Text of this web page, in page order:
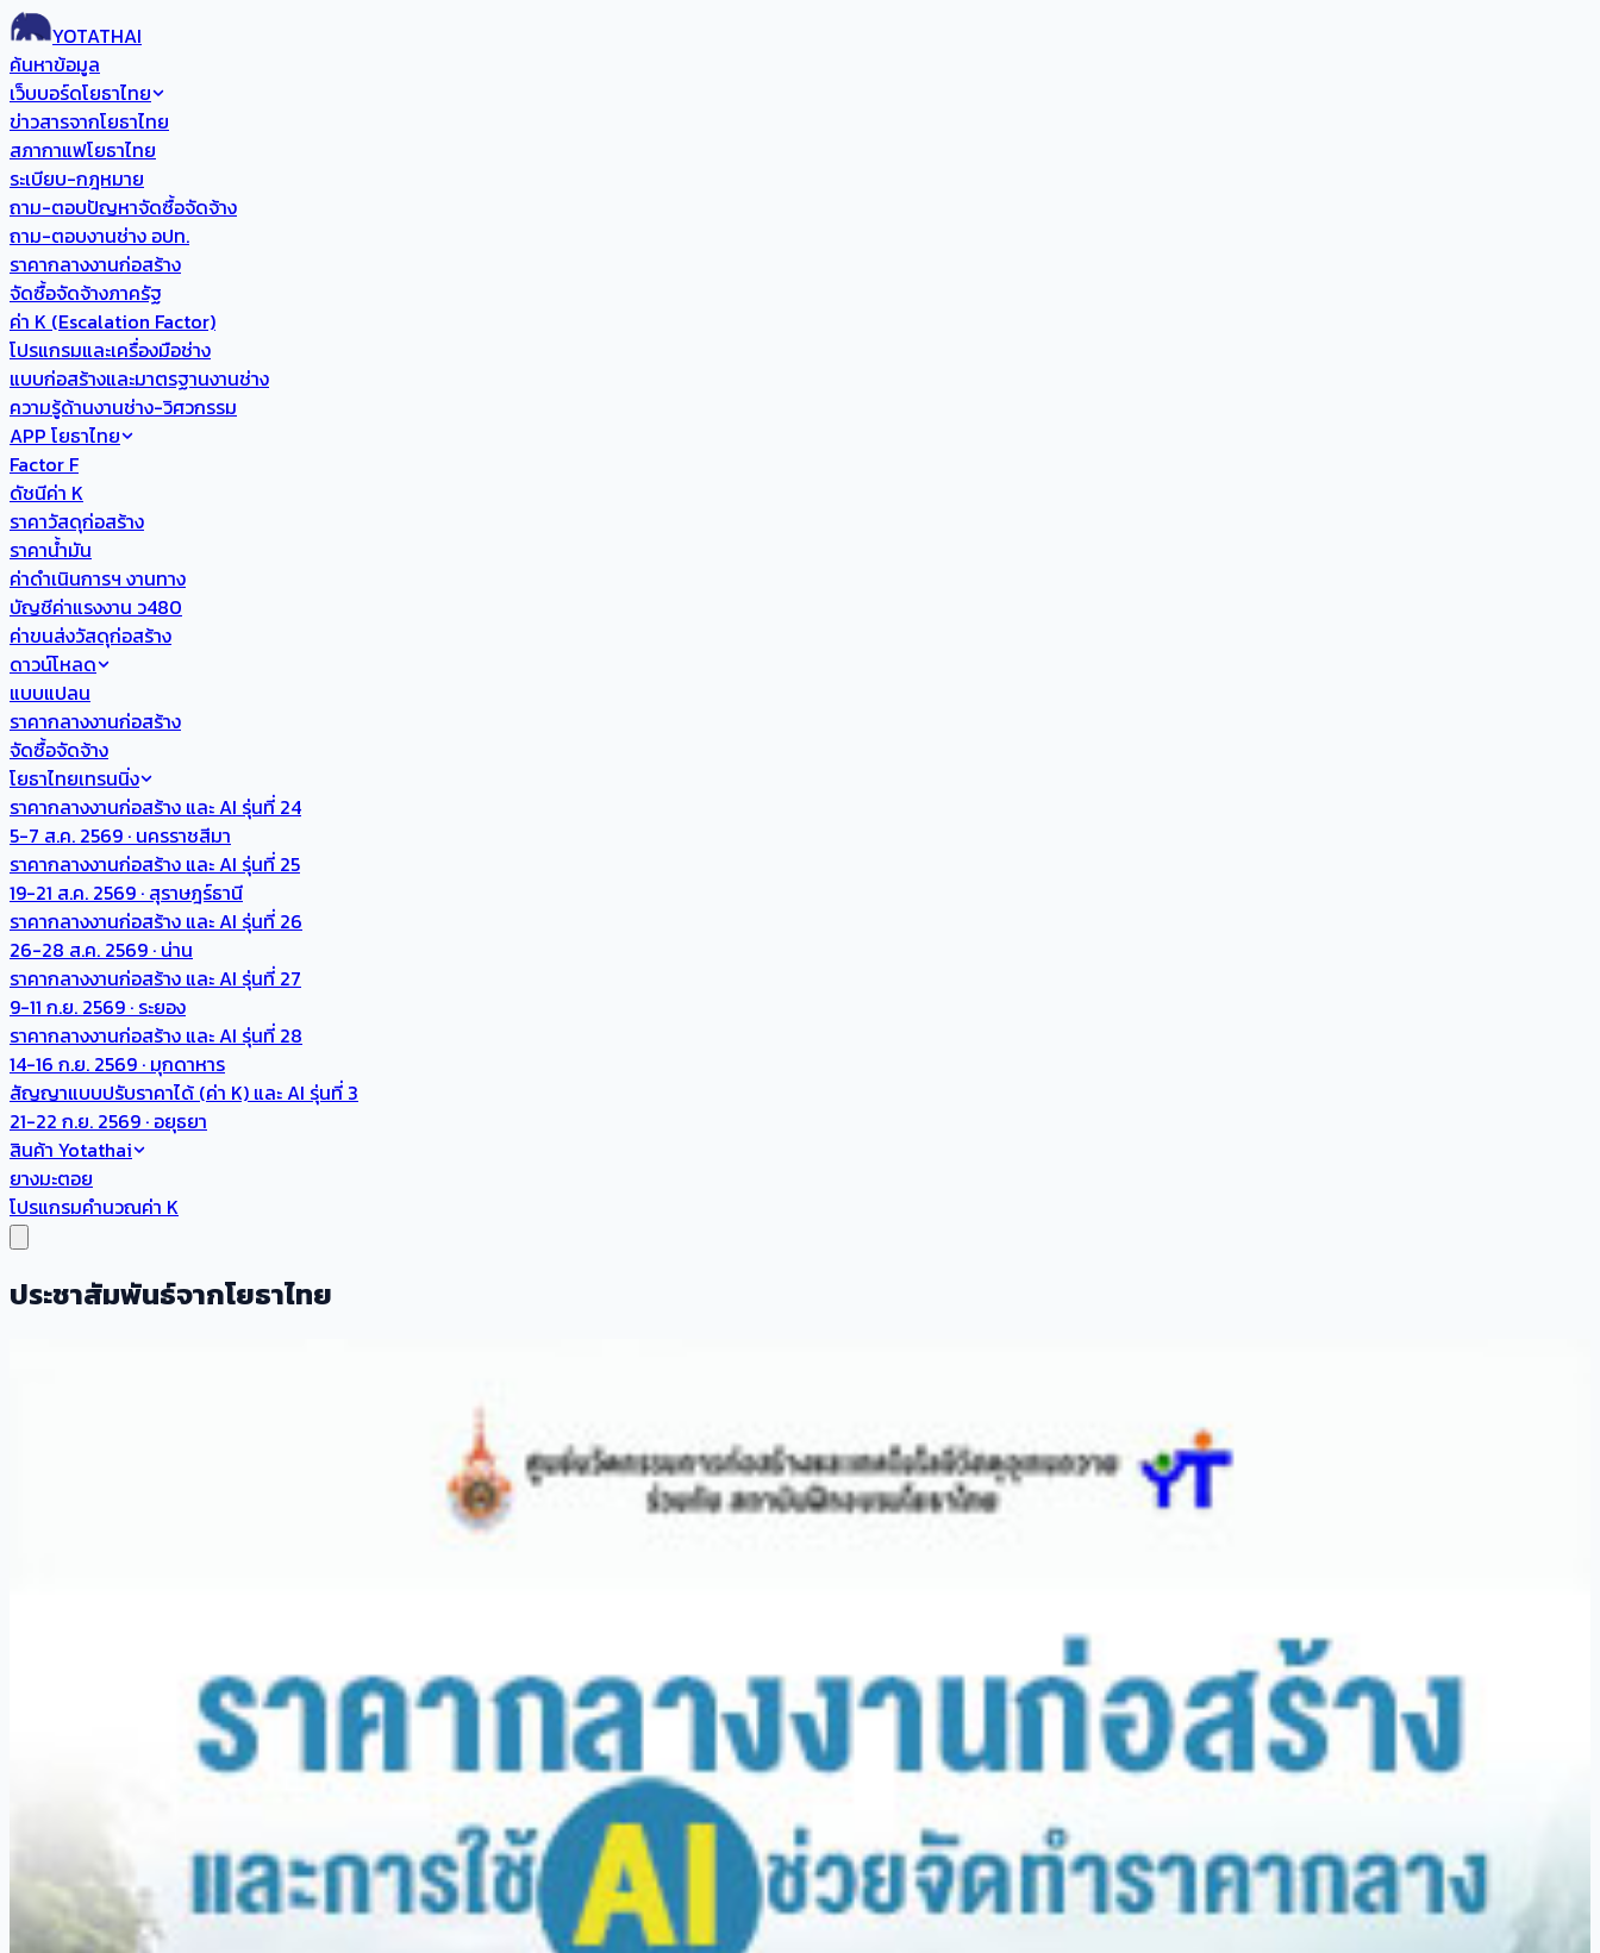
YOTATHAI
ค้นหาข้อมูล
เว็บบอร์ดโยธาไทย
ข่าวสารจากโยธาไทย
สภากาแฟโยธาไทย
ระเบียบ-กฎหมาย
ถาม-ตอบปัญหาจัดซื้อจัดจ้าง
ถาม-ตอบงานช่าง อปท.
ราคากลางงานก่อสร้าง
จัดซื้อจัดจ้างภาครัฐ
ค่า K (Escalation Factor)
โปรแกรมและเครื่องมือช่าง
แบบก่อสร้างและมาตรฐานงานช่าง
ความรู้ด้านงานช่าง-วิศวกรรม
APP โยธาไทย
Factor F
ดัชนีค่า K
ราคาวัสดุก่อสร้าง
ราคาน้ำมัน
ค่าดำเนินการฯ งานทาง
บัญชีค่าแรงงาน ว480
ค่าขนส่งวัสดุก่อสร้าง
ดาวน์โหลด
แบบแปลน
ราคากลางงานก่อสร้าง
จัดซื้อจัดจ้าง
โยธาไทยเทรนนิ่ง
ราคากลางงานก่อสร้าง และ AI รุ่นที่ 24
5-7 ส.ค. 2569 · นครราชสีมา
ราคากลางงานก่อสร้าง และ AI รุ่นที่ 25
19-21 ส.ค. 2569 · สุราษฎร์ธานี
ราคากลางงานก่อสร้าง และ AI รุ่นที่ 26
26-28 ส.ค. 2569 · น่าน
ราคากลางงานก่อสร้าง และ AI รุ่นที่ 27
9-11 ก.ย. 2569 · ระยอง
ราคากลางงานก่อสร้าง และ AI รุ่นที่ 28
14-16 ก.ย. 2569 · มุกดาหาร
สัญญาแบบปรับราคาได้ (ค่า K) และ AI รุ่นที่ 3
21-22 ก.ย. 2569 · อยุธยา
สินค้า Yotathai
ยางมะตอย
โปรแกรมคำนวณค่า K
ประชาสัมพันธ์จากโยธาไทย